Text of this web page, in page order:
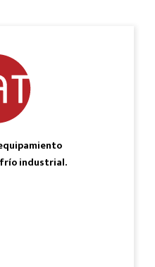
industrial.